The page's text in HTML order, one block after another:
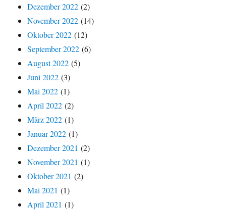
Dezember 2022 (2)
November 2022 (14)
Oktober 2022 (12)
September 2022 (6)
August 2022 (5)
Juni 2022 (3)
Mai 2022 (1)
April 2022 (2)
März 2022 (1)
Januar 2022 (1)
Dezember 2021 (2)
November 2021 (1)
Oktober 2021 (2)
Mai 2021 (1)
April 2021 (1)